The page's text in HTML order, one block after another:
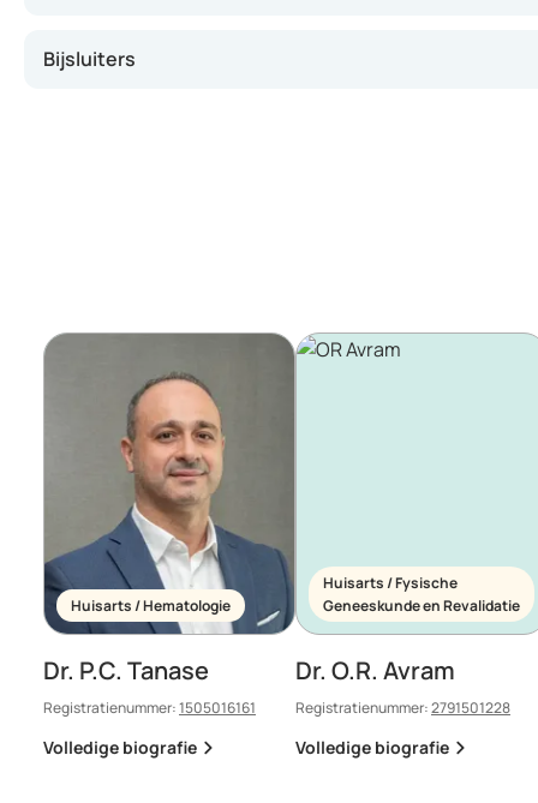
Bijsluiters
Huisarts / Hematologie
Dr. P.C. Tanase
Registratienummer:1505016161
Volledige biografie
Huisarts / Fysische
Geneeskunde en Revalidatie
Dr. O.R. Avram
Registratienummer:2791501228
Volledige biografie